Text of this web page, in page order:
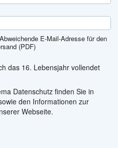
Abweichende E-Mail-Adresse für den
(PDF)
das 16. Lebensjahr vollendet
Datenschutz finden Sie in
den Informationen zur
auf unserer Webseite.